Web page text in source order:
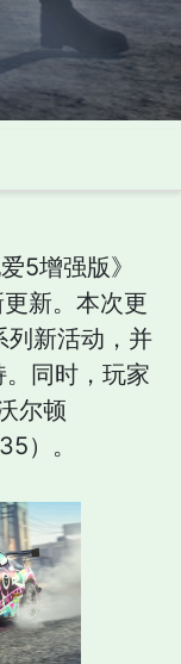
5增强版》
新。本次更
列新活动，并
同时，玩家
尔顿
）。